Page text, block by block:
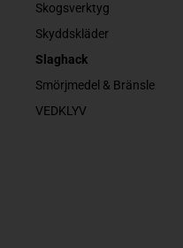
Skogsverktyg
Skyddskläder
Slaghack
Smörjmedel & Bränsle
VEDKLYV